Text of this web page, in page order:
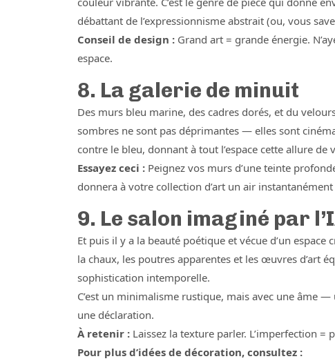
débattant de l’expressionnisme abstrait (ou, vous
Conseil de design : Grand art = grande énergie.
espace.
8. La galerie de minuit
Des murs bleu marine, des cadres dorés, et du
sombres ne sont pas déprimantes — elles sont
contre le bleu, donnant à tout l’espace cette allure
Essayez ceci : Peignez vos murs d’une teinte
donnera à votre collection d’art un air instantanément
9. Le salon imaginé par
Et puis il y a la beauté poétique et vécue d’un
la chaux, les poutres apparentes et les œuvres d’art
sophistication intemporelle.
C’est un minimalisme rustique, mais avec une âme
une déclaration.
À retenir : Laissez la texture parler. L’imperfection =
Pour plus d’idées de décoration, consultez :